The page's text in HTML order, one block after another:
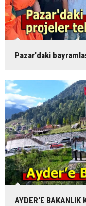
Pazar'daki
AYDER'E BAKANLIK